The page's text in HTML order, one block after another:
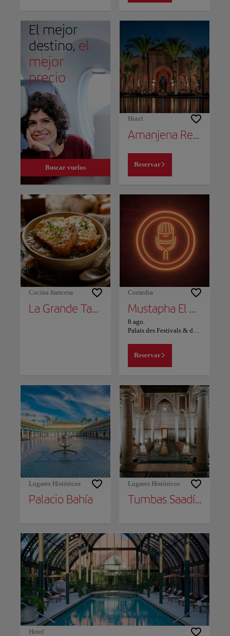
El mejor
destino, el
mejor
precio
Buscar vuelos
Hotel
Amanjena Resort
Reservar
Cocina francesa
La Grande Table Marocaine
Comedia
Mustapha El Atrassi - Marrakech
8 ago.
Reservar
Lugares Históricos
Palacio Bahía
Lugares Históricos
Tumbas Saadíes
Hotel